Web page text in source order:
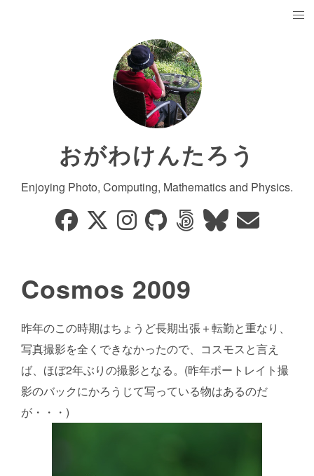
おがわけんたろう
Enjoying Photo, Computing, Mathematics and Physics.
Cosmos 2009
昨年のこの時期はちょうど長期出張＋転勤と重なり、
写真撮影を全くできなかったので、コスモスと言え
ば、ほぼ2年ぶりの撮影となる。(昨年ポートレイト撮
影のバックにかろうじて写っている物はあるのだ
が・・・)